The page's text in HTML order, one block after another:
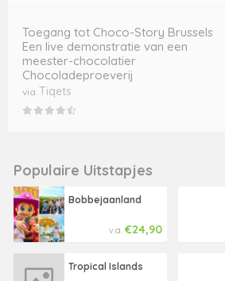
Toegang tot Choco-Story Brussels
Een live demonstratie van een
meester-chocolatier
Chocoladeproeverij
via Tiqets
Populaire Uitstapjes
Bobbejaanland
v.a. €24,90
Tropical Islands